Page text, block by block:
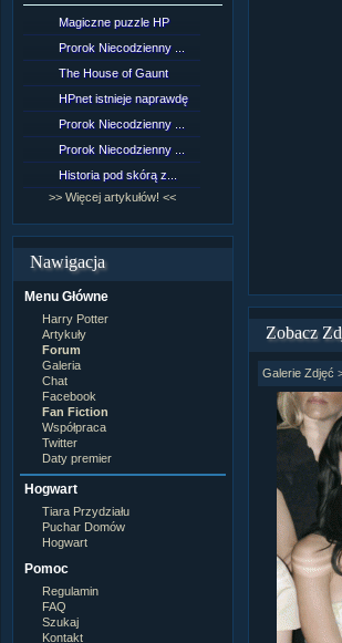
Magiczne puzzle HP
Prorok Niecodzienny ...
The House of Gaunt
HPnet istnieje naprawdę
Prorok Niecodzienny ...
Prorok Niecodzienny ...
Historia pod skórą z...
>> Więcej artykułów! <<
Nawigacja
Menu Główne
Harry Potter
Artykuły
Forum
Galeria
Chat
Facebook
Fan Fiction
Współpraca
Twitter
Daty premier
Hogwart
Tiara Przydziału
Puchar Domów
Hogwart
Pomoc
Regulamin
FAQ
Szukaj
Kontakt
Zobacz
Galerie Zdjęć